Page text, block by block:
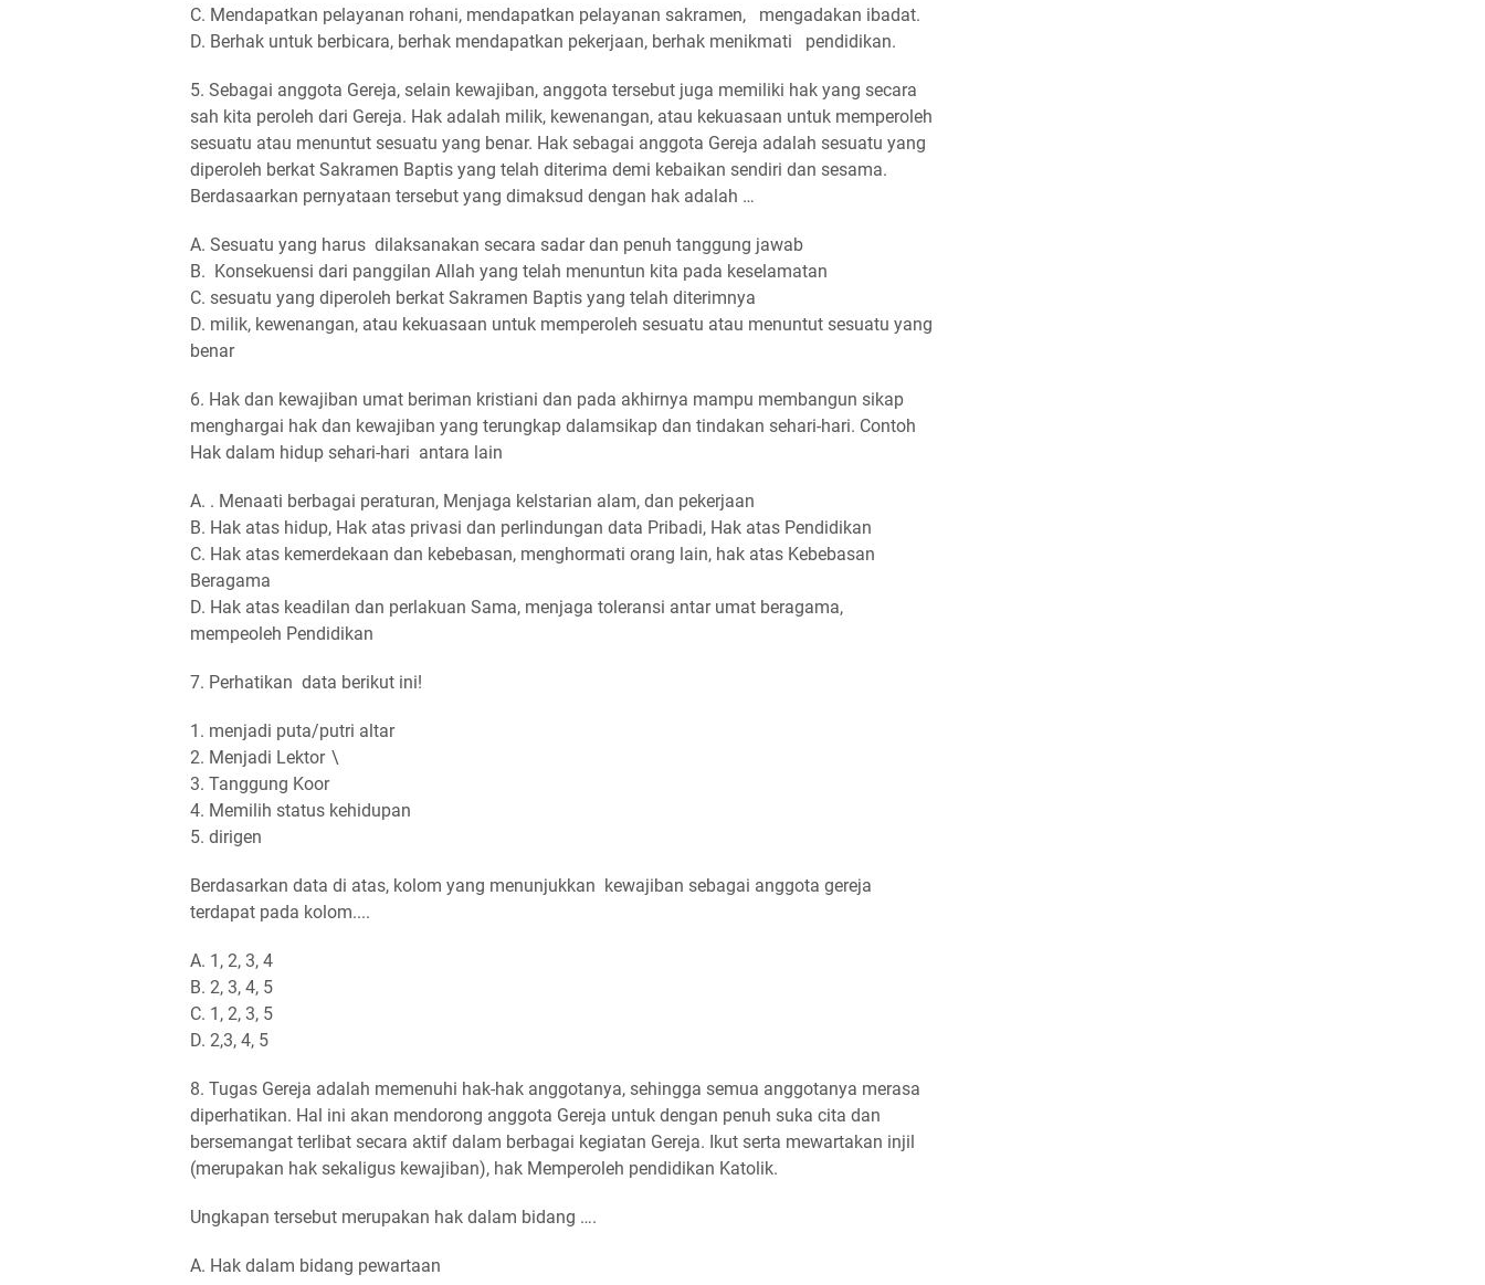
C. Mendapatkan pelayanan rohani, mendapatkan pelayanan sakramen, mengadakan ibadat.
D. Berhak untuk berbicara, berhak mendapatkan pekerjaan, berhak menikmati pendidikan.
5. Sebagai anggota Gereja, selain kewajiban, anggota tersebut juga memiliki hak yang secara
sah kita peroleh dari Gereja. Hak adalah milik, kewenangan, atau kekuasaan untuk memperoleh
sesuatu atau menuntut sesuatu yang benar. Hak sebagai anggota Gereja adalah sesuatu yang
diperoleh berkat Sakramen Baptis yang telah diterima demi kebaikan sendiri dan sesama.
Berdasaarkan pernyataan tersebut yang dimaksud dengan hak adalah …
A. Sesuatu yang harus dilaksanakan secara sadar dan penuh tanggung jawab
B. Konsekuensi dari panggilan Allah yang telah menuntun kita pada keselamatan
C. sesuatu yang diperoleh berkat Sakramen Baptis yang telah diterimnya
D. milik, kewenangan, atau kekuasaan untuk memperoleh sesuatu atau menuntut sesuatu yang
benar
6. Hak dan kewajiban umat beriman kristiani dan pada akhirnya mampu membangun sikap
menghargai hak dan kewajiban yang terungkap dalamsikap dan tindakan sehari-hari. Contoh
Hak dalam hidup sehari-hari antara lain
A. . Menaati berbagai peraturan, Menjaga kelstarian alam, dan pekerjaan
B. Hak atas hidup, Hak atas privasi dan perlindungan data Pribadi, Hak atas Pendidikan
C. Hak atas kemerdekaan dan kebebasan, menghormati orang lain, hak atas Kebebasan
Beragama
D. Hak atas keadilan dan perlakuan Sama, menjaga toleransi antar umat beragama,
mempeoleh Pendidikan
7. Perhatikan data berikut ini!
1. menjadi puta/putri altar
2. Menjadi Lektor \
3. Tanggung Koor
4. Memilih status kehidupan
5. dirigen
Berdasarkan data di atas, kolom yang menunjukkan kewajiban sebagai anggota gereja
terdapat pada kolom....
A. 1, 2, 3, 4
B. 2, 3, 4, 5
C. 1, 2, 3, 5
D. 2,3, 4, 5
8. Tugas Gereja adalah memenuhi hak-hak anggotanya, sehingga semua anggotanya merasa
diperhatikan. Hal ini akan mendorong anggota Gereja untuk dengan penuh suka cita dan
bersemangat terlibat secara aktif dalam berbagai kegiatan Gereja. Ikut serta mewartakan injil
(merupakan hak sekaligus kewajiban), hak Memperoleh pendidikan Katolik.
Ungkapan tersebut merupakan hak dalam bidang ….
A. Hak dalam bidang pewartaan